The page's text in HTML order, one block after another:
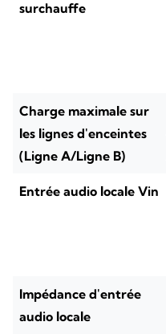
surchauffe
Charge maximale sur
les lignes d'enceintes
(Ligne A/Ligne B)
Entrée audio locale Vin
Impédance d'entrée
audio locale